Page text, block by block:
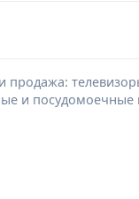
продажа:
и